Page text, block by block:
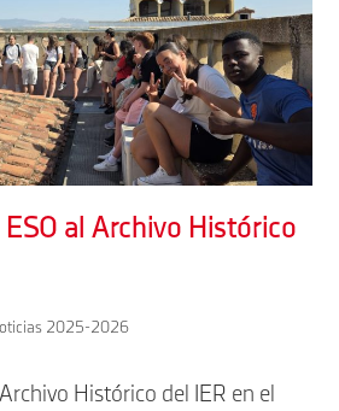
al Archivo Histórico
2025-2026
Histórico del IER en el